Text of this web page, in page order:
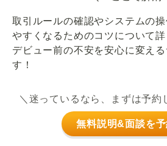
取引ルールの確認やシステムの
やすくなるためのコツについて詳
デビュー前の不安を安心に変え
す！
＼迷っているなら、まずは予約
無料説明&面談を